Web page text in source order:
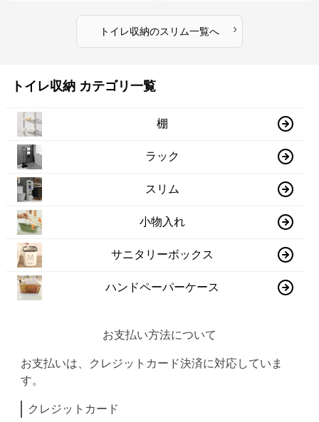
トイレ収納のスリム一覧へ ›
トイレ収納 カテゴリ一覧
棚
ラック
スリム
小物入れ
サニタリーボックス
ハンドペーパーケース
お支払い方法について
お支払いは、クレジットカード決済に対応していま
す。
クレジットカード